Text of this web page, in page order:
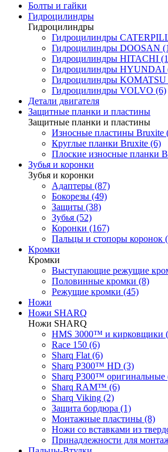
Болты и гайки
Гидроцилиндры
Гидроцилиндры
Гидроцилиндры
Гидроцилиндры DOOSAN
Гидроцилиндры HITACHI
Гидроцилиндры HYUNDAI
Гидроцилиндры KOMATSU
Гидроцилиндры VOLVO (6)
Детали двигателя
Защитные планки и пластины
Защитные планки и пластины
Износные пластины Bruxite
Круглые планки Bruxite (6)
Плоские износные планки
Зубья и коронки
Зубья и коронки
Адаптеры (87)
Бокорезы (49)
Защиты (38)
Зубья (52)
Коронки (167)
Пальцы и стопоры коронок
Кромки
Кромки
Выступающие режущие
Половинные кромки (8)
Режущие кромки (45)
Ножи
Ножи SHARQ
Ножи SHARQ
HMS 3000™ и кирковщики
Race 150 (6)
Sharq Flat (6)
Sharq P300™ HD (3)
Sharq P300™ оригинальные
Sharq RAM™ (6)
Sharq Viking (2)
Защита бордюра (1)
Монтажные пластины (8)
Ножи со вставками из
Принадлежности для